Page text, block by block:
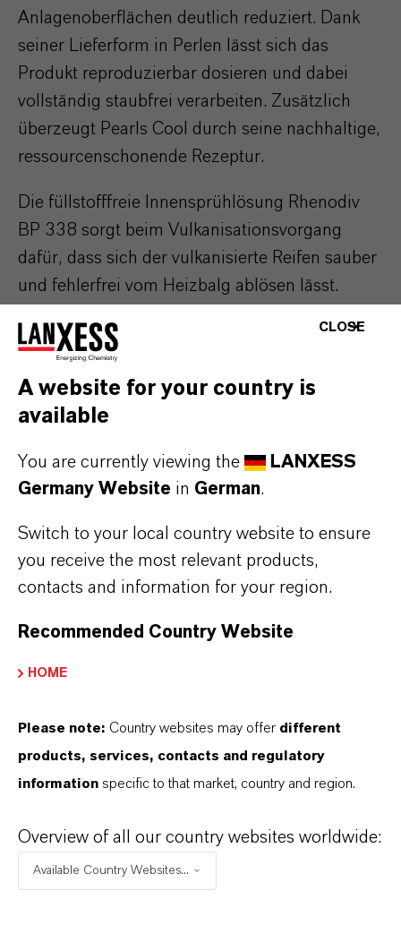
Anlagenoberflächen deutlich reduziert. Dank
seiner Lieferform in Perlen lässt sich das
Produkt reproduzierbar dosieren und dabei
vollständig staubfrei verarbeiten. Zusätzlich
überzeugt Pearls Cool durch seine nachhaltige,
ressourcenschonende Rezeptur.
Die füllstofffreie Innensprühlösung Rhenodiv
BP 338 sorgt beim Vulkanisationsvorgang
dafür, dass sich der vulkanisierte Reifen sauber
und fehlerfrei vom Heizbalg ablösen lässt.
erreicht es die Trennwirkung reaktiver Systeme.
Lösungen deutlich weniger Materialeinsatz und
spaltet im Vergleich zu traditionellen reaktiven
Systemen während der Verarbeitung keinen
Wasserstoff ab.
Portfolio für die
Reifenproduktion
Anbieter von Kautschukadditiven und
Systemlösungen für die
Produktportfolio umfasst eine breite Palette von
Additiven, die speziell in Reifenmischungen
eingesetzt werden. Dazu gehören
vordispergierter und anderen Lieferformen,
Verarbeitungsbeschleuniger,
CLOSE
A website for your country is
available
You are currently viewing the
LANXESS
Germany Website in German.
Switch to your local country website to ensure
you receive the most relevant products,
contacts and information for your region.
Recommended Country Website
HOME
Please note: Country websites may offer different
products, services, contacts and regulatory
information specific to that market, country and region.
Overview of all our country websites worldwide:
Available Country Websites...